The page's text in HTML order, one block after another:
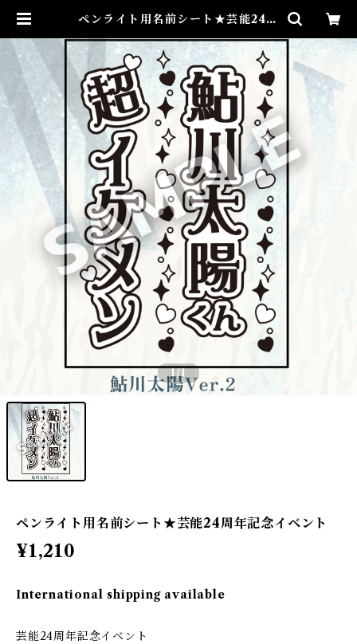
ペンライト用名前シート★芸能24周
a
1/1
ペンライト用名前シート★芸能24周年記念イベント
¥1,210
International shipping available
芸能24周年記念イベント